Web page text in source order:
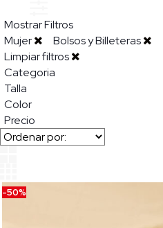
Mostrar Filtros
Mujer
Bolsos y Billeteras
Limpiar filtros
Categoria
Talla
Color
Precio
-50%